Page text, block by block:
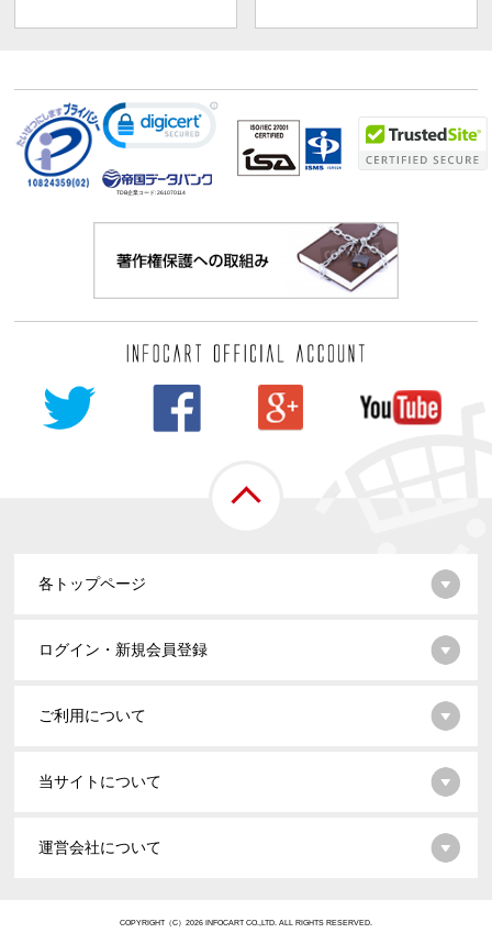
TDB企業コード:261070114
各トップページ
ログイン・新規会員登録
ご利用について
当サイトについて
運営会社について
COPYRIGHT（C）2026 INFOCART CO.,LTD. ALL RIGHTS RESERVED.